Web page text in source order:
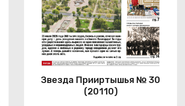
Звезда Прииртышья № 30
(20110)